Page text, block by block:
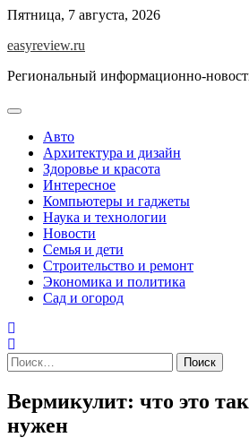
Перейти
содержимому
Пятница, 7 августа, 2026
easyreview.ru
Региональный информационно-
Авто
Архитектура и дизайн
Здоровье и красота
Интересное
Компьютеры и гаджеты
Наука и технологии
Новости
Семья и дети
Строительство и ремонт
Экономика и политика
Сад и огород
Найти:
Вермикулит: что это
нужен